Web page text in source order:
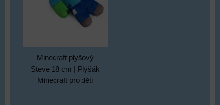
Minecraft plyšový
Steve 18 cm | Plyšák
Minecraft pro děti